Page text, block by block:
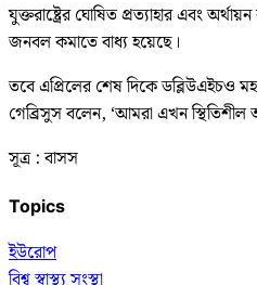
যুক্তরাষ্ট্রের ঘোষিত প্রত্যাহার এবং
জনবল কমাতে বাধ্য হয়েছে।
তবে এপ্রিলের শেষ দিকে ডব্লিউএইচও
গেব্রিসুস বলেন, ‘আমরা এখন স্থিতিশীল
সূত্র : বাসস
Topics
ইউরোপ